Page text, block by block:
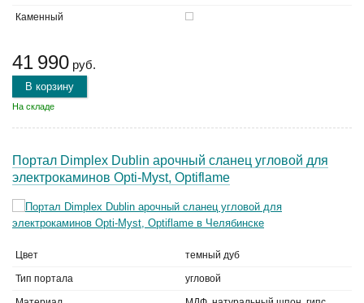
Каменный
41 990 руб.
В корзину
На складе
Портал Dimplex Dublin арочный сланец угловой для
электрокаминов Opti-Myst, Optiflame
Цвет темный дуб
Тип портала угловой